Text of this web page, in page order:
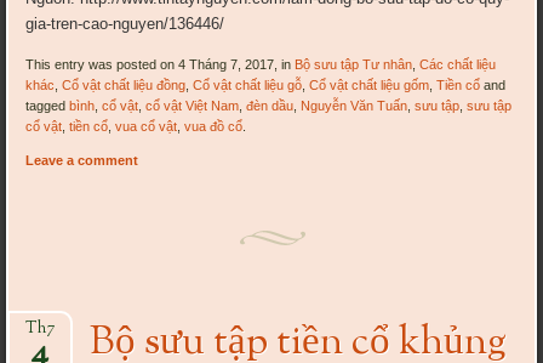
gia-tren-cao-nguyen/136446/
This entry was posted on 4 Tháng 7, 2017, in Bộ sưu tập Tư nhân ,Các chất liệu
khác ,Cổ vật chất liệu đồng ,Cổ vật chất liệu gỗ ,Cổ vật chất liệu gốm ,Tiền cổ and
taggedbình ,cổ vật ,cổ vật Việt Nam ,đèn dầu Nguyễn Văn Tuấn ,sưu tập ,sưu tập
cổ vật ,tiền cổ ,vua cổ vật ,vua đồ cổ
Leave a comment
Bộ sưu tập tiền cổ khủng
Th7